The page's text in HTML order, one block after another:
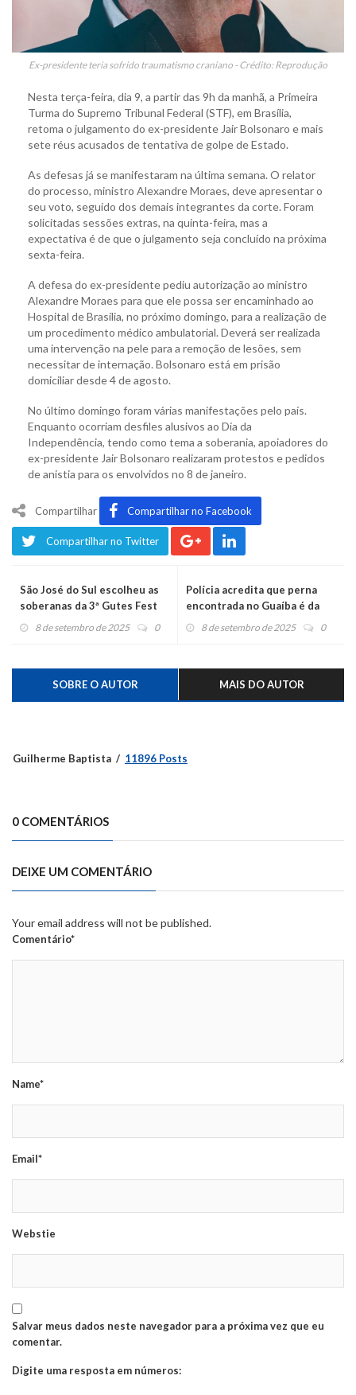
Ex-presidente teria sofrido traumatismo craniano - Crédito: Reprodução
Nesta terça-feira, dia 9, a partir das 9h da manhã, a Primeira
Turma do Supremo Tribunal Federal (STF), em Brasília,
retoma o julgamento do ex-presidente Jair Bolsonaro e mais
sete réus acusados de tentativa de golpe de Estado.
As defesas já se manifestaram na última semana. O relator
do processo, ministro Alexandre Moraes, deve apresentar o
seu voto, seguido dos demais integrantes da corte. Foram
solicitadas sessões extras, na quinta-feira, mas a
expectativa é de que o julgamento seja concluído na próxima
sexta-feira.
A defesa do ex-presidente pediu autorização ao ministro
Alexandre Moraes para que ele possa ser encaminhado ao
Hospital de Brasília, no próximo domingo, para a realização de
um procedimento médico ambulatorial. Deverá ser realizada
uma intervenção na pele para a remoção de lesões, sem
necessitar de internação. Bolsonaro está em prisão
domiciliar desde 4 de agosto.
No último domingo foram várias manifestações pelo país.
Enquanto ocorriam desfiles alusivos ao Dia da
Independência, tendo como tema a soberania, apoiadores do
ex-presidente Jair Bolsonaro realizaram protestos e pedidos
de anistia para os envolvidos no 8 de janeiro.
Compartilhar Compartilhar no Facebook
Compartilhar no Twitter
São José do Sul escolheu as
soberanas da 3ª Gutes Fest
8 de setembro de 2025 0
Polícia acredita que perna
encontrada no Guaíba é da
mulher do "crime da mala"
8 de setembro de 2025 0
SOBRE O AUTOR MAIS DO AUTOR
Guilherme Baptista 11896 Posts
0 COMENTÁRIOS
DEIXE UM COMENTÁRIO
Your email address will not be published.
Comentário*
Name*
Email*
Webstie
Salvar meus dados neste navegador para a próxima vez que eu
comentar.
Digite uma resposta em números: